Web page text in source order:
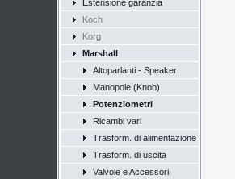
Estensione garanzia
Koch
Korg
Marshall
Altoparlanti - Speaker
Manopole (Knob)
Potenziometri
Ricambi vari
Trasform. di alimentazione
Trasform. di uscita
Valvole e Accessori